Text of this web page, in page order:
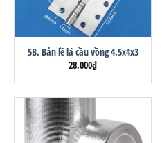
5B. Bản lề lá cầu vồng 4.5x4x3
28,000₫